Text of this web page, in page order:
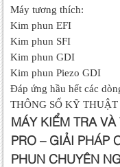
Máy tương thích:
Kim phun EFI
Kim phun SFI
Kim phun GDI
Kim phun Piezo GDI
Đáp ứng hầu hết các
THÔNG SỐ KỸ THUẬT
MÁY KIỂM TRA
PRO – GIẢI PHÁP
PHUN CHUYÊN